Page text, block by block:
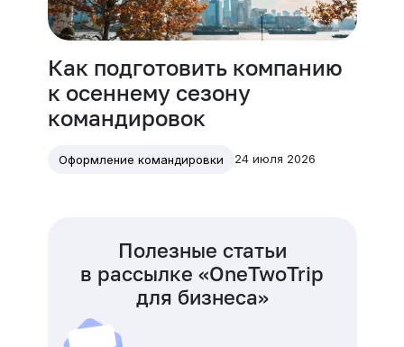
Как подготовить компанию
к осеннему сезону
командировок
Оформление командировки 24 июля 2026
Полезные статьи
в рассылке «OneTwoTrip
для бизнеса»